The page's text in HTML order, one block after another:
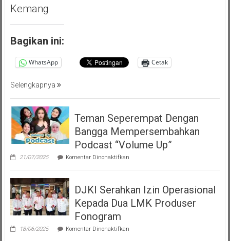
Kemang
Bagikan ini:
WhatsApp Cetak
Selengkapnya
Teman Seperempat Dengan
Bangga Mempersembahkan
Podcast “Volume Up”
21/07/2025 Komentar Dinonaktifkanpada
Seperempat
Bangga
Mempersembahkan
Podcast
DJKI Serahkan Izin Operasional
Kepada Dua LMK Produser
Fonogram
18/06/2025 Komentar Dinonaktifkanpada